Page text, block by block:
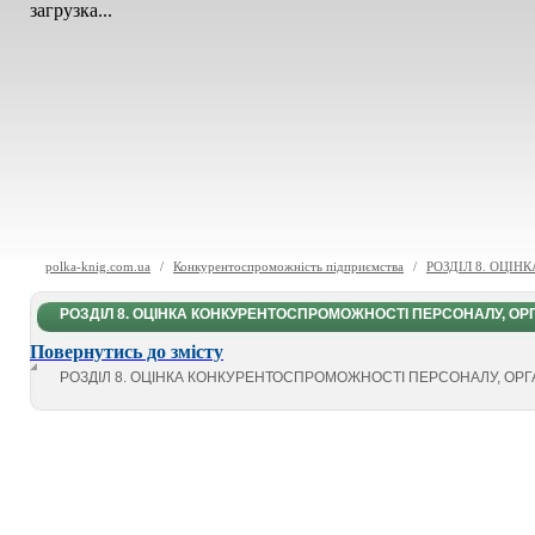
загрузка...
polka-knig.com.ua / Конкурентоспроможність підприємства / РОЗДІЛ 8.
РОЗДІЛ 8. ОЦІНКА КОНКУРЕНТОСПРОМОЖНОСТІ ПЕРСОНАЛУ,
Повернутись до змісту
РОЗДІЛ 8. ОЦІНКА КОНКУРЕНТОСПРОМОЖНОСТІ ПЕРСОНАЛУ,